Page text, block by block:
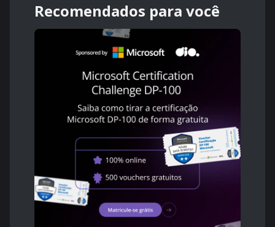
Recomendados para você